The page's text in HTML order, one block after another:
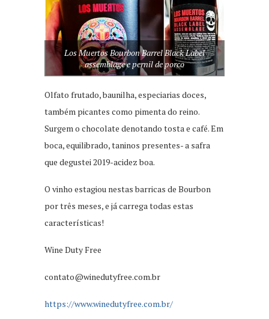
Los Muertos Bourbon Barrel Black Label
assemblage e pernil de porco
Olfato frutado, baunilha, especiarias doces,
também picantes como pimenta do reino.
Surgem o chocolate denotando tosta e café. Em
boca, equilibrado, taninos presentes- a safra
que degustei 2019-acidez boa.
O vinho estagiou nestas barricas de Bourbon
por três meses, e já carrega todas estas
características!
Wine Duty Free
contato@winedutyfree.com.br
https://www.winedutyfree.com.br/